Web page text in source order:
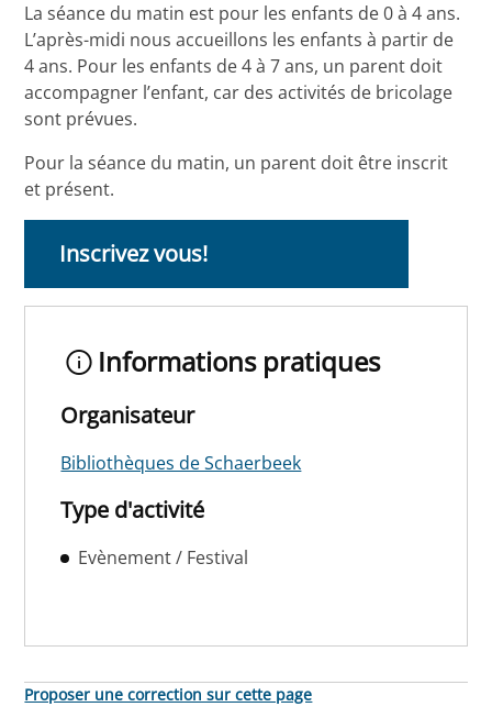
La séance du matin est pour les enfants de 0 à 4 ans.
L’après-midi nous accueillons les enfants à partir de
4 ans. Pour les enfants de 4 à 7 ans, un parent doit
accompagner l’enfant, car des activités de bricolage
sont prévues.
Pour la séance du matin, un parent doit être inscrit
et présent.
Inscrivez vous!
Informations pratiques
Organisateur
Bibliothèques de Schaerbeek
Type d'activité
Evènement / Festival
Proposer une correction sur cette page